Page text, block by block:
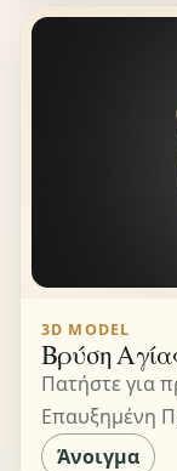
3D MODEL
Βρύση
Πατήστε για
Επαυξημένη
Άνοιγμα